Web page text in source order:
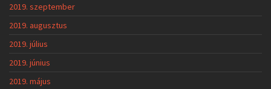
2019. szeptember
2019. augusztus
2019. július
2019. június
2019. május